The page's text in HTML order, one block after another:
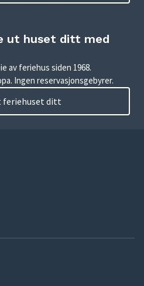
ut huset ditt med
av feriehus siden 1968.
Ingen reservasjonsgebyrer.
feriehuset ditt